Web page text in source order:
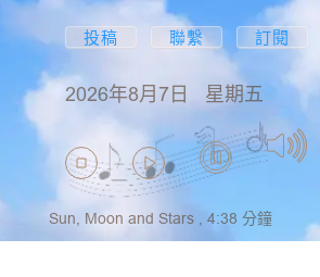
投稿 聯繫 訂閱
2026年8月7日 星期五
Sun, Moon and Stars , 4:38 分鐘